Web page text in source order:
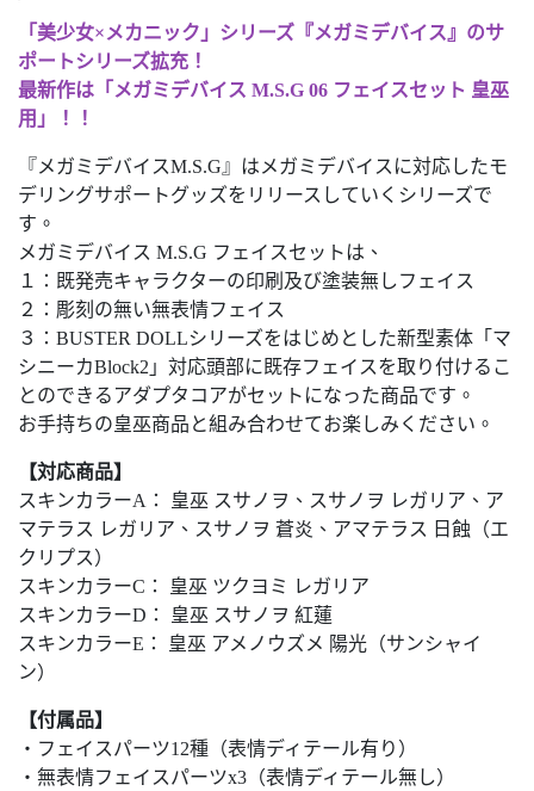
「美少女×メカニック」シリーズ『メガミデバイス』のサ
ポートシリーズ拡充！
最新作は「メガミデバイス M.S.G 06 フェイスセット 皇巫
用」！！
『メガミデバイスM.S.G』はメガミデバイスに対応したモ
デリングサポートグッズをリリースしていくシリーズで
す。
メガミデバイス M.S.G フェイスセットは、
１：既発売キャラクターの印刷及び塗装無しフェイス
２：彫刻の無い無表情フェイス
３：BUSTER DOLLシリーズをはじめとした新型素体「マ
シニーカBlock2」対応頭部に既存フェイスを取り付けるこ
とのできるアダプタコアがセットになった商品です。
お手持ちの皇巫商品と組み合わせてお楽しみください。
【対応商品】
スキンカラーA： 皇巫 スサノヲ、スサノヲ レガリア、ア
マテラス レガリア、スサノヲ 蒼炎、アマテラス 日蝕（エ
クリプス）
スキンカラーC： 皇巫 ツクヨミ レガリア
スキンカラーD： 皇巫 スサノヲ 紅蓮
スキンカラーE： 皇巫 アメノウズメ 陽光（サンシャイ
ン）
【付属品】
・フェイスパーツ12種（表情ディテール有り）
・無表情フェイスパーツx3（表情ディテール無し）